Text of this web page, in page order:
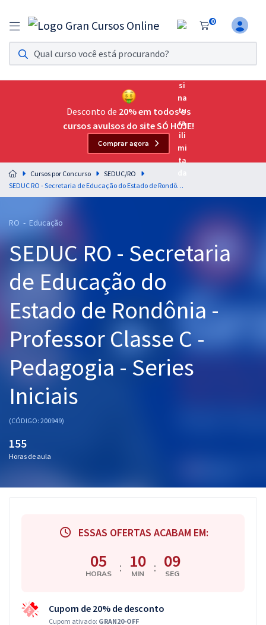
0
Assinatura Ilimitada 11
Acesso a todos os cursos. Teste grátis por 7 dias!
Assinatura OAB Até Passar
Acesso ilimitado a toda preparação para o Exame da
Residências Multiprofissionais
Preparação completa e intensiva para as principais
residências em saúde do Brasil
Cursos 20% OFF
Pós
Graduação
OAB
Mentorias
Questões grátis
Aprovados
Desconto de 20% em todos os
cursos avulsos do site SÓ HOJE!
Comprar agora
Cursos por Concurso
SEDUC/RO
SEDUC RO - Secretaria de Educação do Estado de Rondônia - Professor Classe C - Pedagogia - Series Iniciais
RO - Educação
SEDUC RO - Secretaria
de Educação do
Estado de Rondônia -
Professor Classe C -
Pedagogia - Series
Iniciais
(CÓDIGO: 200949)
155
Horas de aula
ESSAS OFERTAS ACABAM EM:
05
HORAS : 10
MIN : 08
SEG
Cupom de 20% de desconto
Cupom ativado: GRAN20-OFF